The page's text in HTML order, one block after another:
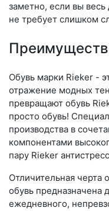
заметно, если вы
не требует слишком
Обувь марки Rieker -
отражение модных
превращают обувь
просто обувь!
производства в
компонентами
пару Rieker
Отличительная черта
обувь предназначена
ежедневного,